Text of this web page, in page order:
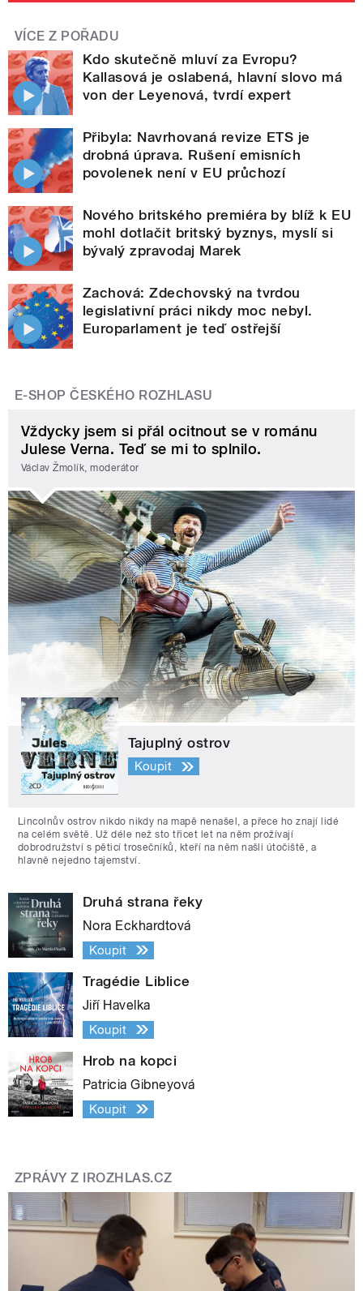
VÍCE Z POŘADU
Kdo skutečně mluví za Evropu?
Kallasová je oslabená, hlavní slovo má
von der Leyenová, tvrdí expert
Přibyla: Navrhovaná revize ETS je
drobná úprava. Rušení emisních
povolenek není v EU průchozí
Nového britského premiéra by blíž k EU
mohl dotlačit britský byznys, myslí si
bývalý zpravodaj Marek
Zachová: Zdechovský na tvrdou
legislativní práci nikdy moc nebyl.
Europarlament je teď ostřejší
E-SHOP ČESKÉHO ROZHLASU
Vždycky jsem si přál ocitnout se v románu
Julese Verna. Teď se mi to splnilo.
Václav Žmolík, moderátor
Tajuplný ostrov
Koupit
Lincolnův ostrov nikdo nikdy na mapě nenašel, a přece ho znají lidé
na celém světě. Už déle než sto třicet let na něm prožívají
dobrodružství s pěticí trosečníků, kteří na něm našli útočiště, a
hlavně nejedno tajemství.
Druhá strana řeky
Nora Eckhardtová
Koupit
Tragédie Liblice
Jiří Havelka
Koupit
Hrob na kopci
Patricia Gibneyová
Koupit
ZPRÁVY Z IROZHLAS.CZ